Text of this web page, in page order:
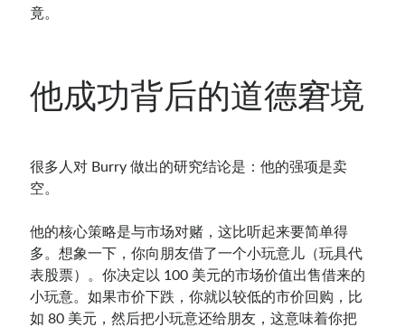
竟。
他成功背后的道德窘境
很多人对 Burry 做出的研究结论是：他的强项是卖
空。
他的核心策略是与市场对赌，这比听起来要简单得
多。想象一下，你向朋友借了一个小玩意儿（玩具代
表股票）。你决定以 100 美元的市场价值出售借来的
小玩意。如果市价下跌，你就以较低的市价回购，比
如 80 美元，然后把小玩意还给朋友，这意味着你把